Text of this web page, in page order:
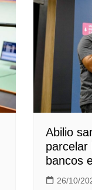
Abilio
parcelar
bancos
26/10/